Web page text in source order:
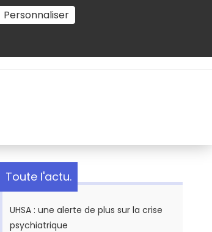
Personnaliser
Toute l'actu.
UHSA : une alerte de plus sur la crise
psychiatrique